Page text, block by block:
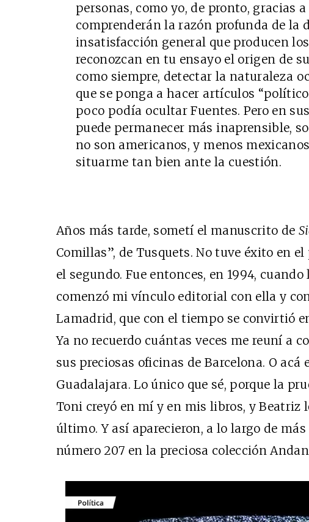
personas, como yo, de pronto, gracias
comprenderán la razón profunda de la
insatisfacción general que producen
reconozcan en tu ensayo el origen de
como siempre, detectar la naturaleza
que se ponga a hacer artículos
poco podía ocultar Fuentes. Pero en
puede permanecer más inaprensible,
no son americanos, y menos
situarme tan bien ante la cuestión.
Años más tarde, sometí el manuscrito de
Comillas”, de Tusquets. No tuve éxito en
el segundo. Fue entonces, en 1994,
comenzó mi vínculo editorial con ella y
Lamadrid, que con el tiempo se convirtió
Ya no recuerdo cuántas veces me reuní a
sus preciosas oficinas de Barcelona. O acá
Guadalajara. Lo único que sé, porque la
Toni creyó en mí y en mis libros, y Beatriz
último. Y así aparecieron, a lo largo de
número 207 en la preciosa colección